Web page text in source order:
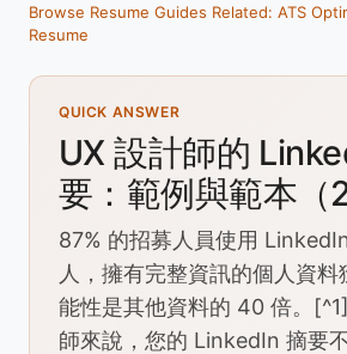
Browse Resume Guides Related: ATS
Resume
QUICK ANSWER
UX 設計師的
要：範例與範本（
87% 的招募人員使用
人，擁有完整資訊的個人資
能性是其他資料的 40 倍。
師來說，您的 LinkedIn 摘要